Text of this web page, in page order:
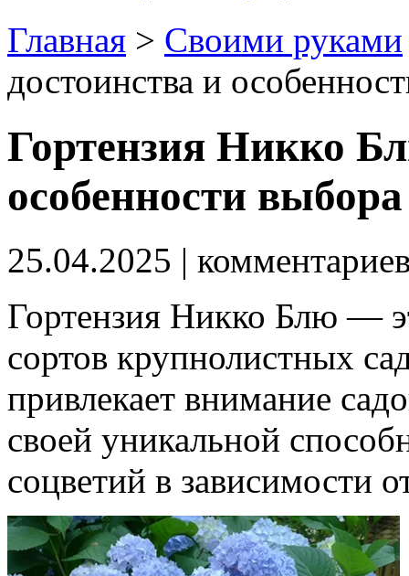
Главная > Своими руками
достоинства и
Гортензия Никко
особенности выбора
25.04.2025 |
Гортензия Никко Блю —
сортов крупнолистных
привлекает внимание
своей уникальной
соцветий в зависимости